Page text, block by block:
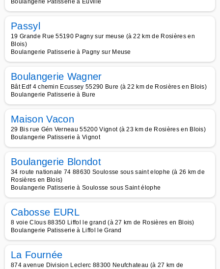
Boulangerie Patisserie à Euville
Passyl
19 Grande Rue 55190 Pagny sur meuse (à 22 km de Rosières en
Blois)
Boulangerie Patisserie à Pagny sur Meuse
Boulangerie Wagner
Bât Edf 4 chemin Ecussey 55290 Bure (à 22 km de Rosières en Blois)
Boulangerie Patisserie à Bure
Maison Vacon
29 Bis rue Gén Verneau 55200 Vignot (à 23 km de Rosières en Blois)
Boulangerie Patisserie à Vignot
Boulangerie Blondot
34 route nationale 74 88630 Soulosse sous saint elophe (à 26 km de
Rosières en Blois)
Boulangerie Patisserie à Soulosse sous Saint élophe
Cabosse EURL
8 voie Clous 88350 Liffol le grand (à 27 km de Rosières en Blois)
Boulangerie Patisserie à Liffol le Grand
La Fournée
874 avenue Division Leclerc 88300 Neufchateau (à 27 km de